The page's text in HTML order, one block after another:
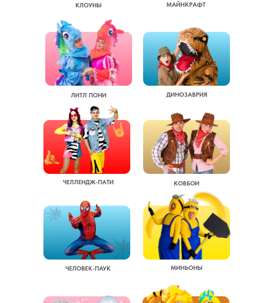
КОВБОИ
МАЙНКРАФТ
МИНЬОНЫ
ЧЕЛЛЕНДЖ-ПАТИ
КЛОУНЫ
ДИНОЗАВРИЯ
ЧЕЛОВЕК-ПАУК
ЛИТЛ ПОНИ